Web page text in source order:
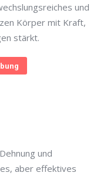
und
Körper mit Kraft,
stärkt.
und
aber effektives